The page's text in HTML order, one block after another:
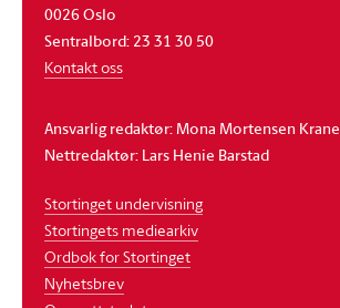
0026 Oslo
Sentralbord: 23 31 30 50
Kontakt oss
Ansvarlig redaktør: Mona Mortensen Krane
Nettredaktør: Lars Henie Barstad
Stortinget undervisning
Stortingets mediearkiv
Ordbok for Stortinget
Nyhetsbrev